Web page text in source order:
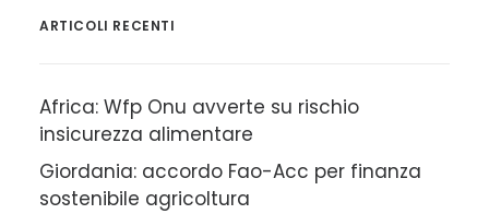
ARTICOLI RECENTI
Africa: Wfp Onu avverte su rischio
insicurezza alimentare
Giordania: accordo Fao-Acc per finanza
sostenibile agricoltura